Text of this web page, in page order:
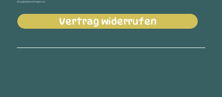
shop@diestoettingers.at
Vertrag widerrufen